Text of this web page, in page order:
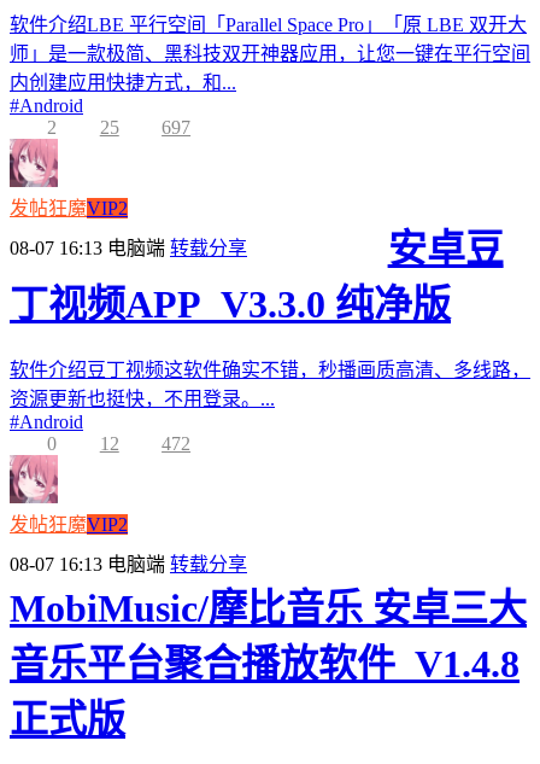
软件介绍LBE 平行空间「Parallel Space Pro」「原 LBE 双开大
师」是一款极简、黑科技双开神器应用，让您一键在平行空间
内创建应用快捷方式，和...
#Android
2
25 697
发帖狂魔VIP2
08-07 16:13 电脑端 转载分享
安卓豆
丁视频APP_V3.3.0 纯净版
软件介绍豆丁视频这软件确实不错，秒播画质高清、多线路，
资源更新也挺快，不用登录。...
#Android
0
12 472
发帖狂魔VIP2
08-07 16:13 电脑端 转载分享
MobiMusic/摩比音乐 安卓三大
音乐平台聚合播放软件_V1.4.8
正式版